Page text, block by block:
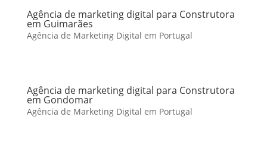
Agência de marketing digital para Construtora
em Guimarães
Agência de Marketing Digital em Portugal
Agência de marketing digital para Construtora
em Gondomar
Agência de Marketing Digital em Portugal